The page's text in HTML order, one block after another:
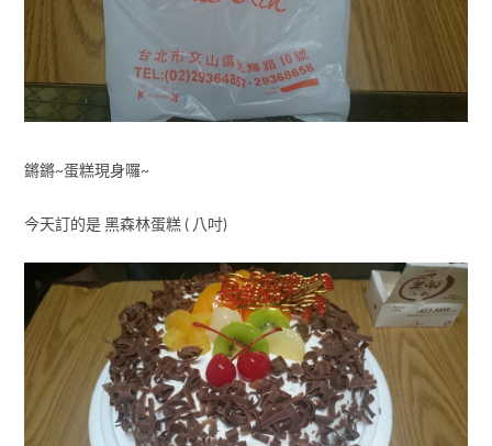
鏘鏘~蛋糕現身囉~
今天訂的是 黑森林蛋糕 ( 八吋)